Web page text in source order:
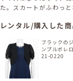
た。スカートがふわっ
レンタル/購入した
ブラックの
ンプルボレロ
21-0220